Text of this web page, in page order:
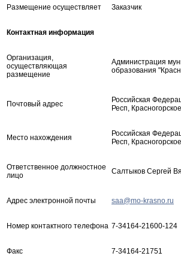
Размещение осуществляет Заказчик
Контактная информация
Организация,
осуществляющая
размещение
Администрация
образования
Почтовый адрес
Российская
Респ,
Место нахождения
Российская
Респ,
Ответственное должностное
лицо
Салтыков Сергей
Адрес электронной почты saa@mo-krasno.ru
Номер контактного телефона 7-34164-21600-124
Факс 7-34164-21751